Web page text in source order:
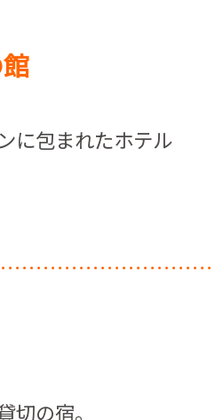
に包まれたホテル
の宿。